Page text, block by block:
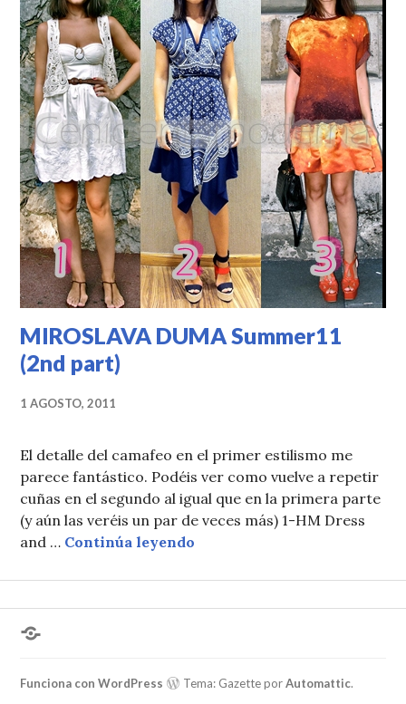
MIROSLAVA DUMA Summer11
(2nd part)
1 AGOSTO, 2011
El detalle del camafeo en el primer estilismo me
parece fantástico. Podéis ver como vuelve a repetir
cuñas en el segundo al igual que en la primera parte
(y aún las veréis un par de veces más) 1-HM Dress
and … Continúa leyendo
Funciona con WordPress Tema: Gazette porAutomattic.